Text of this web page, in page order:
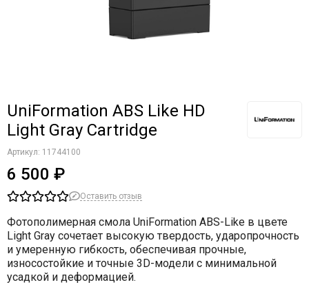
UniFormation ABS Like HD
Light Gray Cartridge
Артикул: 11744100
6 500 ₽
Оставить отзыв
Фотополимерная смола UniFormation ABS-Like в цвете
Light Gray сочетает высокую твердость, ударопрочность
и умеренную гибкость, обеспечивая прочные,
износостойкие и точные 3D-модели с минимальной
усадкой и деформацией.